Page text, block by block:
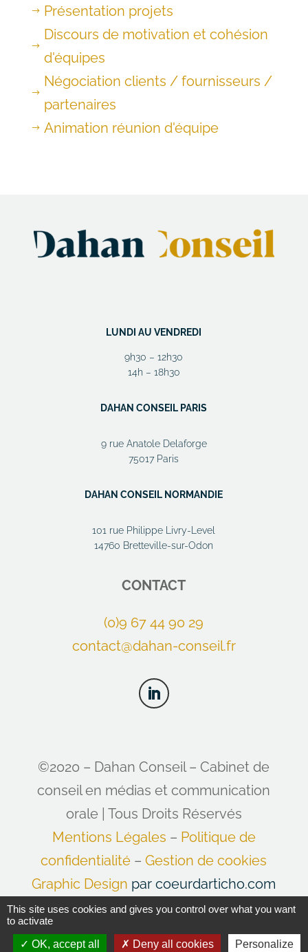
$ Présentation projets
$
Discours de motivation et cohésion
d'équipes
$
Négociation clients / fournisseurs /
partenaires
$ Animation réunion d'équipe
LUNDI AU VENDREDI
9h30 – 12h30
14h – 18h30
DAHAN CONSEIL PARIS
9 rue Anatole Delaforge
75017 Paris
DAHAN CONSEIL NORMANDIE
101 rue Philippe Livry-Level
14760 Bretteville-sur-Odon
CONTACT
(0)9 67 44 90 29
contact@dahan-conseil.fr
©2020 – Dahan Conseil – Cabinet de
conseil en médias et communication
orale | Tous Droits Réservés
Mentions Légales – Politique de
confidentialité –Gestion de cookies
Graphic Design par coeurdarticho.com
–Agence SEO à Caenet
Développement de site internetby
This site uses cookies and gives you control over what you want
to activate
OK, accept all
Deny all cookies Personalize